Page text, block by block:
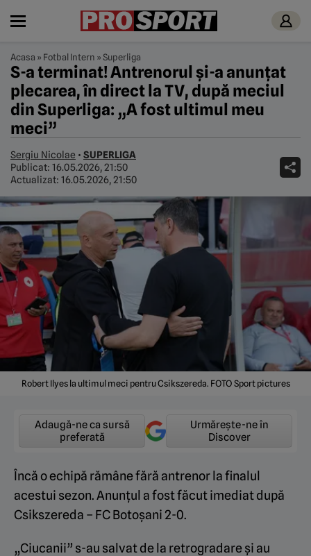
Acasa » Fotbal Intern »Superliga
S-a terminat! Antrenorul și-a anunțat
plecarea, în direct la TV, după meciul
din Superliga: „A fost ultimul meu
meci”
Sergiu Nicolae • SUPERLIGA
Publicat: 16.05.2026, 21:50
Actualizat: 16.05.2026, 21:50
Robert Ilyes la ultimul meci pentru Csikszereda. FOTO Sport pictures
Adaugă-ne ca sursă
preferată
Urmărește-ne în
Discover
Încă o echipă rămâne fără antrenor la finalul
acestui sezon. Anunțul a fost făcut imediat după
Csikszereda – FC Botoșani 2-0.
„Ciucanii” s-au salvat de la retrogradare și au